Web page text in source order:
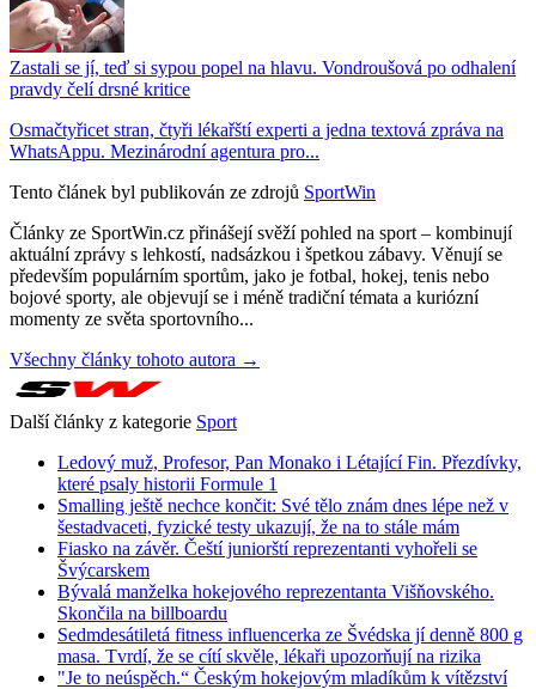
Zastali se jí, teď si sypou popel na hlavu. Vondroušová po odhalení
pravdy čelí drsné kritice
Osmačtyřicet stran, čtyři lékařští experti a jedna textová zpráva na
WhatsAppu. Mezinárodní agentura pro...
Tento článek byl publikován ze zdrojů SportWin
Články ze SportWin.cz přinášejí svěží pohled na sport – kombinují
aktuální zprávy s lehkostí, nadsázkou i špetkou zábavy. Věnují se
především populárním sportům, jako je fotbal, hokej, tenis nebo
bojové sporty, ale objevují se i méně tradiční témata a kuriózní
momenty ze světa sportovního...
Všechny články tohoto autora →
Další články z kategorie Sport
Ledový muž, Profesor, Pan Monako i Létající Fin. Přezdívky,
které psaly historii Formule 1
Smalling ještě nechce končit: Své tělo znám dnes lépe než v
šestadvaceti, fyzické testy ukazují, že na to stále mám
Fiasko na závěr. Čeští juniorští reprezentanti vyhořeli se
Švýcarskem
Bývalá manželka hokejového reprezentanta Višňovského.
Skončila na billboardu
Sedmdesátiletá fitness influencerka ze Švédska jí denně 800 g
masa. Tvrdí, že se cítí skvěle, lékaři upozorňují na rizika
"Je to neúspěch.“ Českým hokejovým mladíkům k vítězství